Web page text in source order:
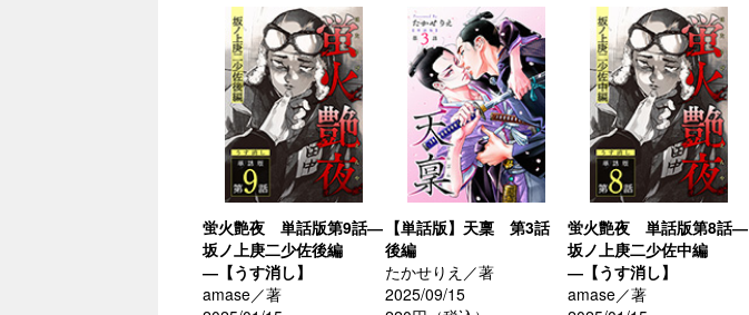
蛍火艶夜 単話版第9話―
坂ノ上庚二少佐後編
―【うす消し】
amase／著
【単話版】天稟 第3話
後編
たかせりえ／著
2025/09/15
蛍火艶夜 単話版第8話―
坂ノ上庚二少佐中編
―【うす消し】
amase／著